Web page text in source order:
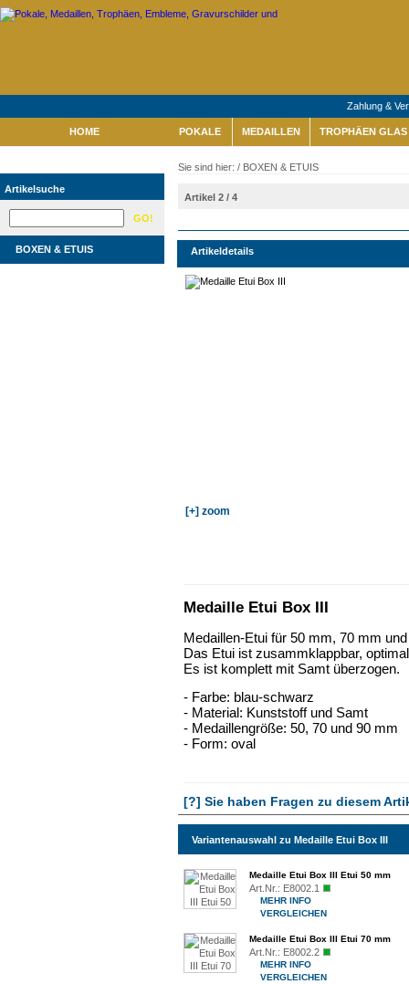
Zahlung &
HOME POKALE MEDAILLEN TROPHÄEN GLAS
Artikelsuche
BOXEN & ETUIS
Sie sind hier: / BOXEN & ETUIS
Artikel 2 / 4
Artikeldetails
[+] zoom
Medaille Etui Box III
Medaillen-Etui für 50 mm, 70 mm
Das Etui ist zusammklappbar,
Es ist komplett mit Samt überzogen.
- Farbe: blau-schwarz
- Material: Kunststoff und Samt
- Medaillengröße: 50, 70 und 90 mm
- Form: oval
[?] Sie haben Fragen zu diesem
Variantenauswahl zu Medaille Etui Box III
Medaille Etui Box III Etui 50 mm
Art.Nr.: E8002.1
MEHR INFO
VERGLEICHEN
Medaille Etui Box III Etui 70 mm
Art.Nr.: E8002.2
MEHR INFO
VERGLEICHEN